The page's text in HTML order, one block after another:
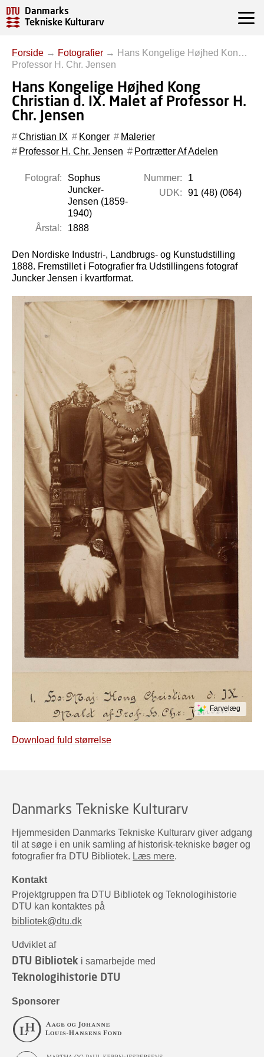
Danmarks
Tekniske Kulturarv
Forside → Fotografier → Hans Kongelige Højhed Kon…
Professor H. Chr. Jensen
Hans Kongelige Højhed Kong
Christian d. IX. Malet af Professor H.
Chr. Jensen
Christian IX Konger
Malerier
Professor H. Chr. Jensen
Portrætter Af Adelen
Fotograf:
Sophus
Juncker-
Jensen (1859-
1940)
Årstal:
1888
Nummer:
1
UDK:
91 (48) (064)
Den Nordiske Industri-, Landbrugs- og Kunstudstilling
1888. Fremstillet i Fotografier fra Udstillingens fotograf
Juncker Jensen i kvartformat.
Farvelæg
Download fuld størrelse
Danmarks Tekniske Kulturarv
Hjemmesiden Danmarks Tekniske Kulturarv giver adgang
til at søge i en unik samling af historisk-tekniske bøger og
fotografier fra DTU Bibliotek. Læs mere.
Kontakt
Projektgruppen fra DTU Bibliotek og Teknologihistorie
DTU kan kontaktes på
bibliotek@dtu.dk
Udviklet af
DTU Bibliotek i samarbejde med
Teknologihistorie DTU
Sponsorer